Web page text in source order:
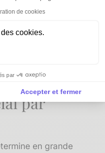
de cookies
cookies.
par
Accepter et fermer
:
d'adapter et de gérer
des personnes
sérieux.
relance :
par
en grande